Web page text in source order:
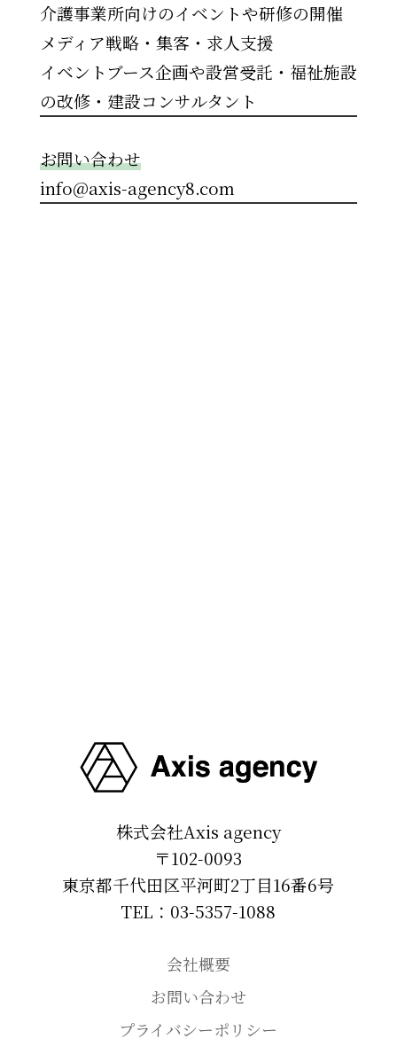
介護事業所向けのイベントや研修の開催
メディア戦略・集客・求人支援
イベントブース企画や設営受託・福祉施設
の改修・建設コンサルタント
お問い合わせ
info@axis-agency8.com
株式会社Axis agency
〒102-0093
東京都千代田区平河町2丁目16番6号
TEL：03-5357-1088
会社概要
お問い合わせ
プライバシーポリシー